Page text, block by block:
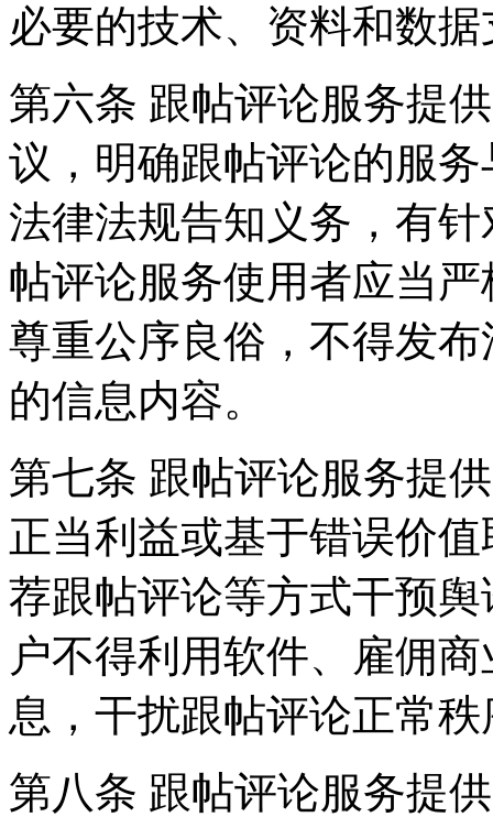
必要的技术、资料和数
第六条 跟帖评论服务提
议，明确跟帖评论的服
法律法规告知义务，有
帖评论服务使用者应当
尊重公序良俗，不得发
的信息内容。
第七条 跟帖评论服务提
正当利益或基于错误价
荐跟帖评论等方式干预
户不得利用软件、雇佣
息，干扰跟帖评论正常
第八条 跟帖评论服务提